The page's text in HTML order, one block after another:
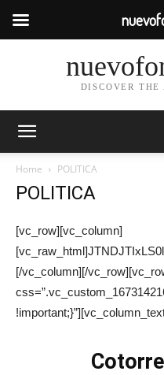
DISCOVER THE
Home POLITICA
POLITICA
[vc_row][vc_column]
[/vc_column][/